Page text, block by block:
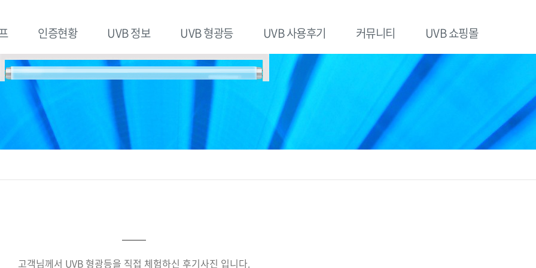
인증현황 UVB 정보 UVB 형광등 UVB 사용후기 커뮤니티 UVB 쇼핑몰
고객님께서 UVB 형광등을 직접 체험하신 후기사진 입니다.